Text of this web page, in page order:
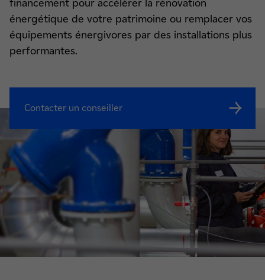
financement pour accélérer la rénovation
énergétique de votre patrimoine ou remplacer vos
équipements énergivores par des installations plus
performantes.
Contacter un conseiller